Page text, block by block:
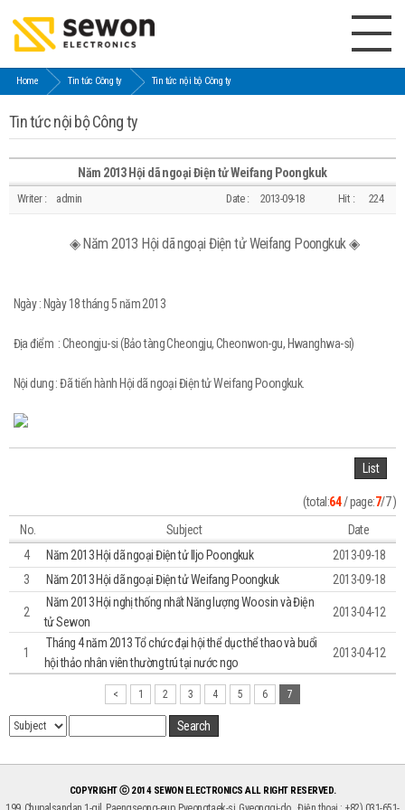
Home Tin tức Công ty Tin tức nội bộ Công ty
Tin tức nội bộ Công ty
Năm 2013 Hội dã ngoại Điện tử Weifang Poongkuk
Writer : admin Date : 2013-09-18 Hit : 224
◈ Năm 2013 Hội dã ngoại Điện tử Weifang Poongkuk ◈
Ngày : Ngày 18 tháng 5 năm 2013
Địa điểm : Cheongju-si (Bảo tàng Cheongju, Cheonwon-gu, Hwanghwa-si)
Nội dung : Đã tiến hành Hội dã ngoại Điện tử Weifang Poongkuk.
List
(total:64/ page:7/7 )
No.
Subject
Date
4
Năm 2013 Hội dã ngoại Điện tử Iljo Poongkuk
2013-09-18
3
Năm 2013 Hội dã ngoại Điện tử Weifang Poongkuk 2013-09-18
2
Năm 2013 Hội nghị thống nhất Năng lượng Woosin và Điện
tử Sewon
2013-04-12
1
Tháng 4 năm 2013 Tổ chức đại hội thể dục thể thao và buổi
hội thảo nhân viên thường trú tại nước ngo
2013-04-12
< 1 2 3 4 5 6 7
Search
COPYRIGHT ⓒ 2014 SEWON ELECTRONICS ALL RIGHT RESERVED.